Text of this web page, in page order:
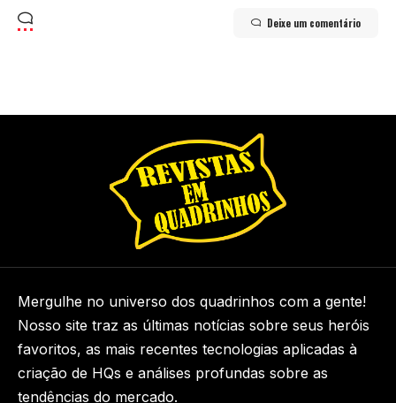
Deixe um comentário
Mergulhe no universo dos quadrinhos com a gente!
Nosso site traz as últimas notícias sobre seus heróis
favoritos, as mais recentes tecnologias aplicadas à
criação de HQs e análises profundas sobre as
tendências do mercado.